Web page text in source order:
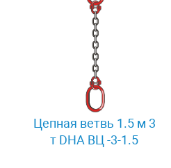
Цепная ветвь 1.5 м 3
т DHA ВЦ -3-1.5